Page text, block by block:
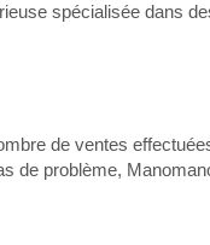
spécialisée dans
de ventes
de problème,